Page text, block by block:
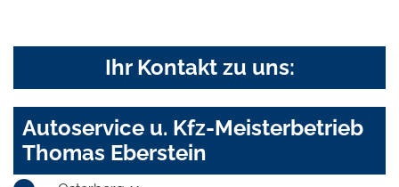
Ihr Kontakt zu uns:
Autoservice u. Kfz-Meisterbetrieb
Thomas Eberstein